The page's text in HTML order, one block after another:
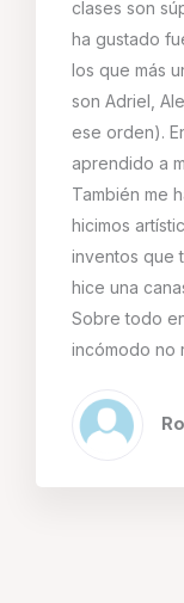
clases son
ha gustado
los que más
son Adriel,
ese orden).
aprendido a
También me
hicimos
inventos que
hice una
Sobre todo
incómodo no